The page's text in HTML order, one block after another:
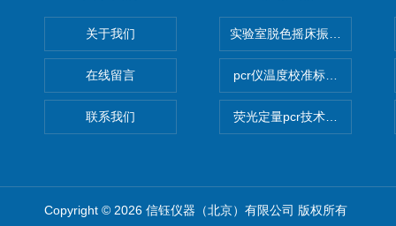
关于我们
在线留言
联系我们
实验室脱色摇床振荡器
pcr仪温度校准标定设备
荧光定量pcr技术定制化服务
Copyright © 2026 信钰仪器（北京）有限公司 版权所有